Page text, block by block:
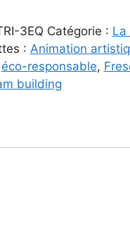
3EQ Catégorie : La
: Animation
éco-responsable,
building